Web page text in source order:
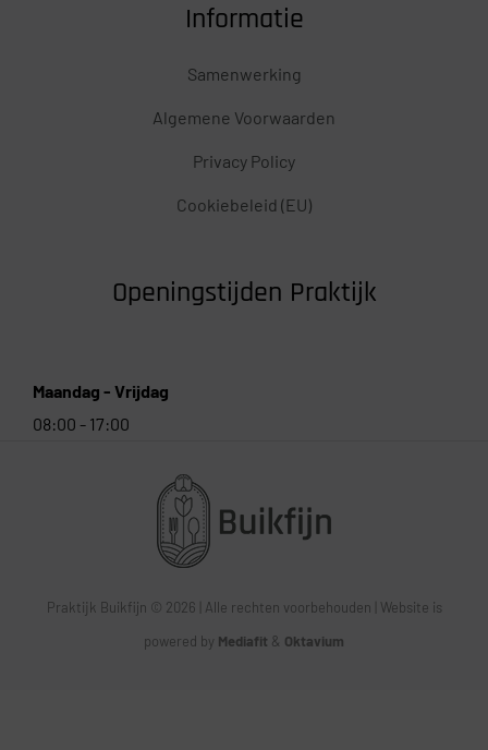
Informatie
Samenwerking
Algemene Voorwaarden
Privacy Policy
Cookiebeleid (EU)
Openingstijden Praktijk
Maandag - Vrijdag
08:00 - 17:00
Praktijk Buikfijn © 2026 | Alle rechten voorbehouden | Website is
powered by Mediafit & Oktavium